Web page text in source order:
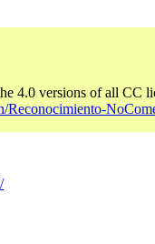
4.0 versions of all CC
Reconocimiento-